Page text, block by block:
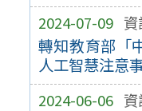
2024-07-09 資
轉知教育部「
人工智慧注意事
2024-06-06 資